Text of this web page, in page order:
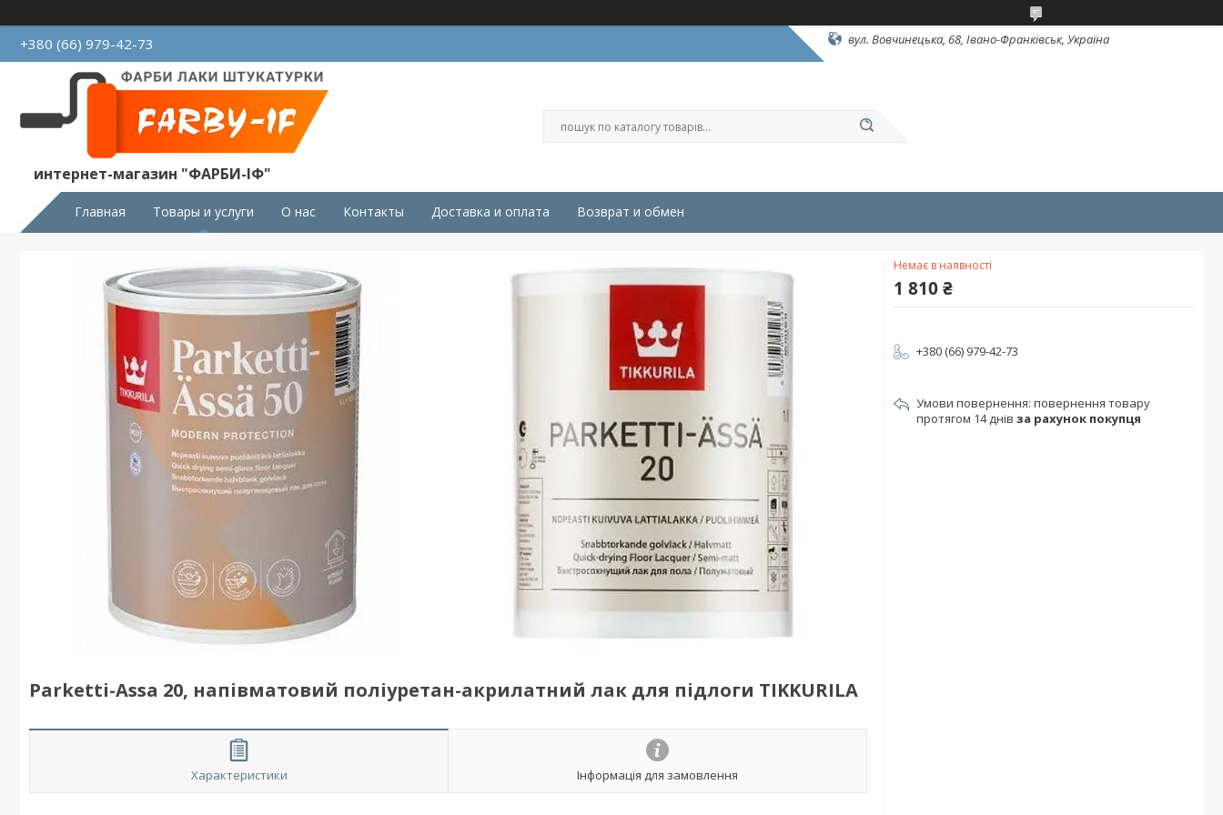
+380 (66) 979-42-73 вул. Вовчинецька, 68, Івано-Франківськ, Україна
интернет-магазин "ФАРБИ-ІФ"
Главная Товары и услуги О нас Контакты Доставка и оплата Возврат и обмен
Parketti-Assa 20, напівматовий поліуретан-акрилатний лак для підлоги TIKKURILA
Характеристики Інформація для замовлення
Немає в наявності
1 810 ₴
+380 (66) 979-42-73
повернення товару
протягом 14 днів за рахунок покупця